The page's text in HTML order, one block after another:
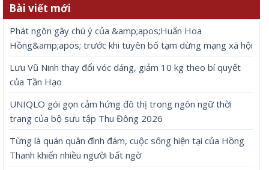
Bài viết mới
Phát ngôn gây chú ý của &amp;apos;Huấn Hoa
Hồng&amp;apos; trước khi tuyên bố tạm dừng mạng xã hội
Lưu Vũ Ninh thay đổi vóc dáng, giảm 10 kg theo bí quyết
của Tần Hạo
UNIQLO gói gọn cảm hứng đô thị trong ngôn ngữ thời
trang của bộ sưu tập Thu Đông 2026
Từng là quán quân đình đám, cuộc sống hiện tại của Hồng
Thanh khiến nhiều người bất ngờ